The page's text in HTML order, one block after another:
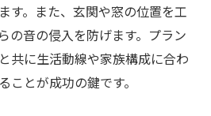
かす建築防音リフォームの
る補助金活用のポイント
す。また、玄関や窓の位置を工
の音の侵入を防げます。プラン
共に生活動線や家族構成に合わ
ことが成功の鍵です。